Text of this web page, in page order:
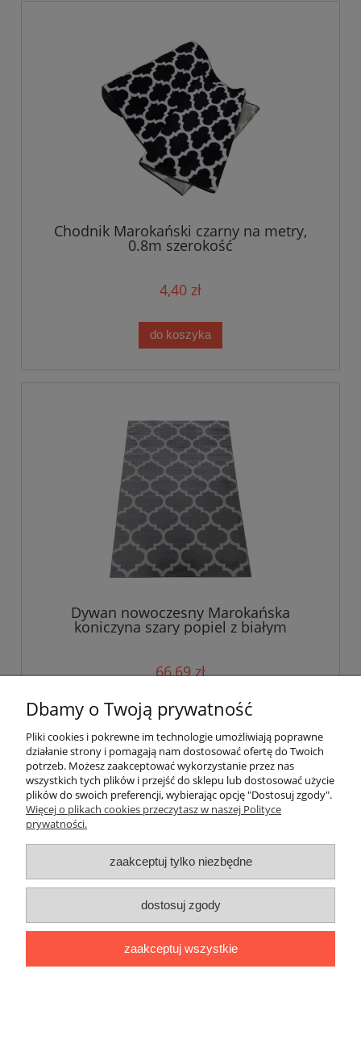
Chodnik Marokański czarny na metry,
0.8m szerokość
4,40 zł
do koszyka
Dywan nowoczesny Marokańska
koniczyna szary popiel z białym
66,69 zł
do koszyka
Dbamy o Twoją prywatność
Pliki cookies i pokrewne im technologie umożliwiają poprawne
działanie strony i pomagają nam dostosować ofertę do Twoich
potrzeb. Możesz zaakceptować wykorzystanie przez nas
wszystkich tych plików i przejść do sklepu lub dostosować użycie
plików do swoich preferencji, wybierając opcję "Dostosuj zgody".
Więcej o plikach cookies przeczytasz w naszej Polityce
prywatności.
zaakceptuj tylko niezbędne
dostosuj zgody
zaakceptuj wszystkie